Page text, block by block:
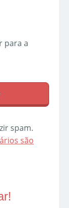
para a
spam.
são